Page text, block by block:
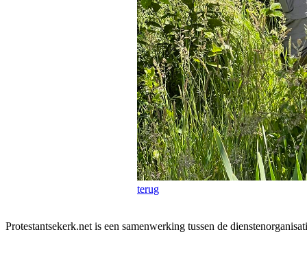
terug
Protestantsekerk.net is een samenwerking tussen de